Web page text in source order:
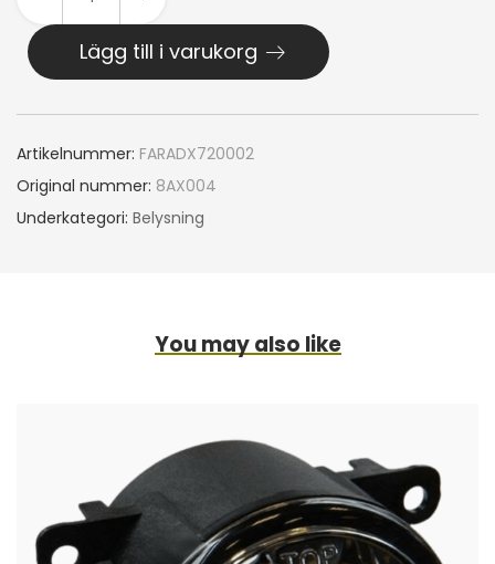
Lägg till i varukorg
Artikelnummer: FARADX720002
Original nummer: 8AX004
Underkategori: Belysning
You may also like